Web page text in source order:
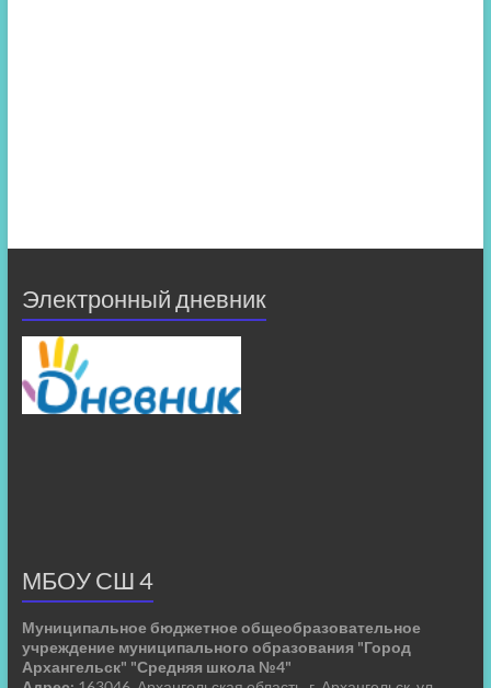
Электронный дневник
МБОУ СШ 4
Муниципальное бюджетное общеобразовательное
учреждение муниципального образования "Город
Архангельск" "Средняя школа №4"